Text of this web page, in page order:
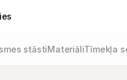
stāstiMateriāliTīmekļa